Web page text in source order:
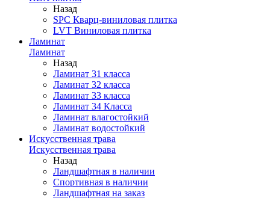
Назад
SPC Кварц-виниловая плитка
LVT Виниловая плитка
Ламинат
Ламинат
Назад
Ламинат 31 класса
Ламинат 32 класса
Ламинат 33 класса
Ламинат 34 Класса
Ламинат влагостойкий
Ламинат водостойкий
Искусственная трава
Искусственная трава
Назад
Ландшафтная в наличии
Спортивная в наличии
Ландшафтная на заказ